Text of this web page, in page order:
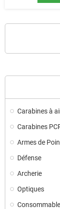
Carabines à
Carabines
Armes de
Défense
Archerie
Optiques